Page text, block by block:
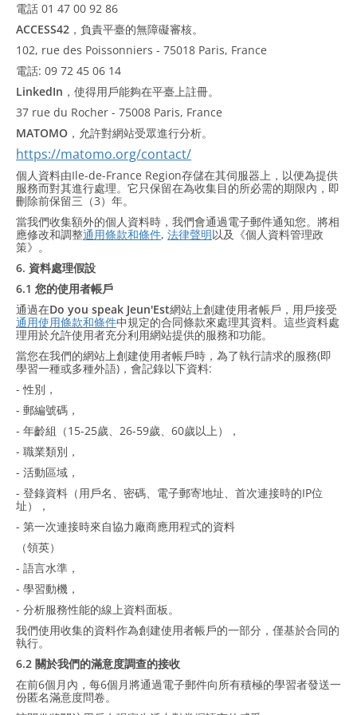
電話 01 47 00 92 86
ACCESS42 ，負責平臺的無障礙審核。
102, rue des Poissonniers - 75018 Paris, France
電話: 09 72 45 06 14
LinkedIn ，使得用戶能夠在平臺上註冊。
37 rue du Rocher - 75008 Paris, France
MATOMO ，允許對網站受眾進行分析。
https://matomo.org/contact/
個人資料由Ile-de-France Region存儲在其伺服器上，以便為提供
服務而對其進行處理。它只保留在為收集目的所必需的期限內，即
刪除前保留三（3）年。
當我們收集額外的個人資料時，我們會通過電子郵件通知您。將相
應修改和調整通用條款和條件, 法律聲明以及《個人資料管理政
策》。
6. 資料處理假設
6.1 您的使用者帳戶
通過在Do you speak Jeun'Est網站上創建使用者帳戶，用戶接受
通用使用條款和條件中規定的合同條款來處理其資料。這些資料處
理用於允許使用者充分利用網站提供的服務和功能。
當您在我們的網站上創建使用者帳戶時，為了執行請求的服務(即
學習一種或多種外語)，會記錄以下資料:
- 性別，
- 郵編號碼，
- 年齡組（15-25歲、26-59歲、60歲以上），
- 職業類別，
- 活動區域，
- 登錄資料（用戶名、密碼、電子郵寄地址、首次連接時的IP位
址），
- 第一次連接時來自協力廠商應用程式的資料
（領英）
- 語言水準，
- 學習動機，
- 分析服務性能的線上資料面板。
我們使用收集的資料作為創建使用者帳戶的一部分，僅基於合同的
執行。
6.2 關於我們的滿意度調查的接收
在前6個月內，每6個月將通過電子郵件向所有積極的學習者發送一
份匿名滿意度問卷。